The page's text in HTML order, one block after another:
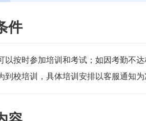
件
以按时参加培训和考试；如因考勤不
到校培训，具体培训安排以客服通知